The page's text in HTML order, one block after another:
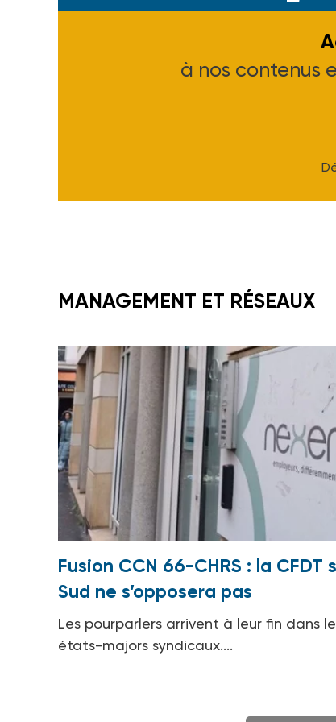
à nos contenus
MANAGEMENT ET RÉSEAUX
Fusion CCN 66-CHRS : la CFDT
Sud ne s’opposera pas
Les pourparlers arrivent à leur fin dans
états-majors syndicaux....